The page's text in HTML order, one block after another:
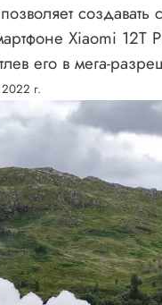
Xiaomi 12T
его в мега-
г.